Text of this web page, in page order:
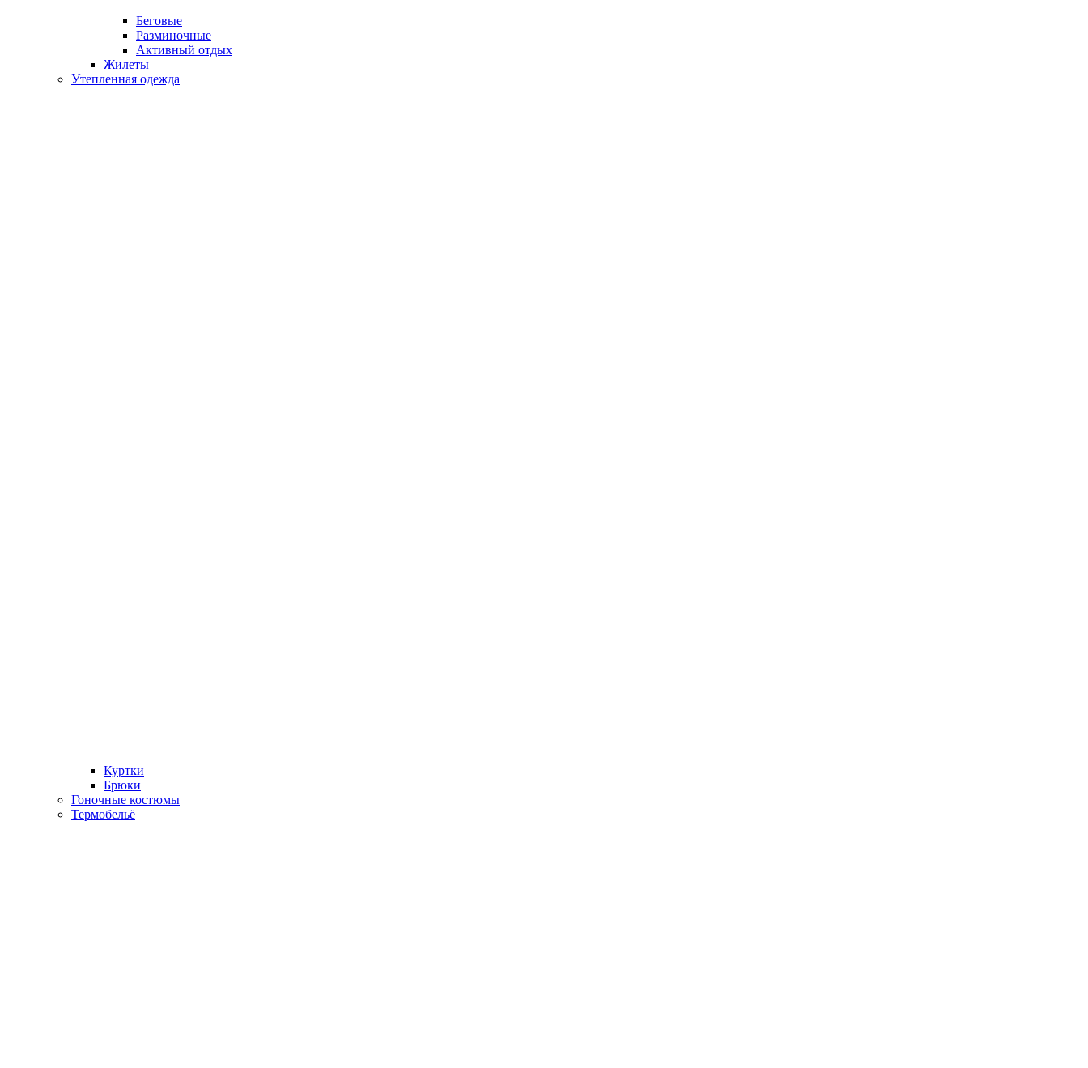
Беговые
Разминочные
Активный отдых
Жилеты
Утепленная одежда
Куртки
Брюки
Гоночные костюмы
Термобельё